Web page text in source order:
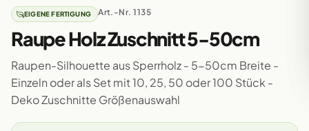
EIGENE FERTIGUNG Art.-Nr. 1135
Raupe Holz Zuschnitt 5-50cm
Raupen-Silhouette aus Sperrholz - 5-50cm Breite -
Einzeln oder als Set mit 10, 25, 50 oder 100 Stück -
Deko Zuschnitte Größenauswahl